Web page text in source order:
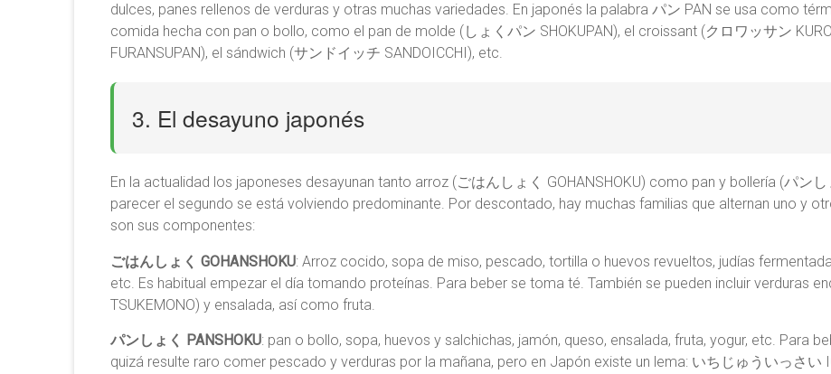
dulces, panes rellenos de verduras y otras muchas variedades. En japonés la palabra パン PAN se usa como
comida hecha con pan o bollo, como el pan de molde (しょくパン SHOKUPAN), el croissant (クロワッサン
FURANSUPAN), el sándwich (サンドイッチ SANDOICCHI), etc.
3. El desayuno japonés
En la actualidad los japoneses desayunan tanto arroz (ごはんしょく GOHANSHOKU) como pan y bollería (パンし
parecer el segundo se está volviendo predominante. Por descontado, hay muchas familias que alternan uno y
son sus componentes:
ごはんしょく GOHANSHOKU: Arroz cocido, sopa de miso, pescado, tortilla o huevos revueltos, judías
etc. Es habitual empezar el día tomando proteínas. Para beber se toma té. También se pueden incluir verduras
TSUKEMONO) y ensalada, así como fruta.
パンしょく PANSHOKU: pan o bollo, sopa, huevos y salchichas, jamón, queso, ensalada, fruta, yogur, etc. Para
quizá resulte raro comer pescado y verduras por la mañana, pero en Japón existe un lema: いちじゅういっさい